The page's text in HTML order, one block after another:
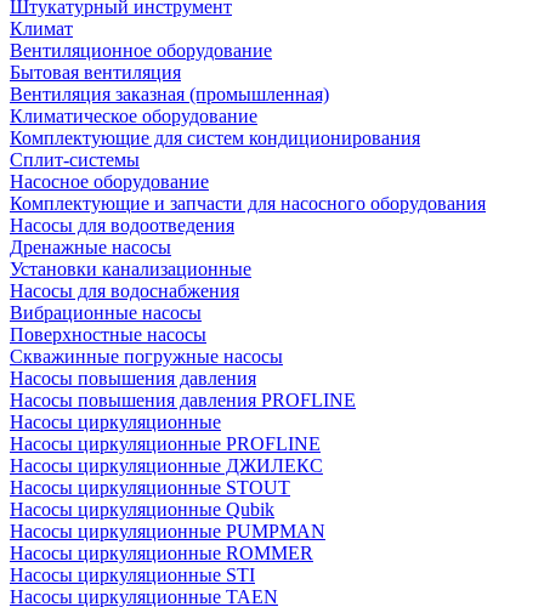
Штукатурный инструмент
Климат
Вентиляционное оборудование
Бытовая вентиляция
Вентиляция заказная (промышленная)
Климатическое оборудование
Комплектующие для систем кондиционирования
Сплит-системы
Насосное оборудование
Комплектующие и запчасти для насосного оборудования
Насосы для водоотведения
Дренажные насосы
Установки канализационные
Насосы для водоснабжения
Вибрационные насосы
Поверхностные насосы
Скважинные погружные насосы
Насосы повышения давления
Насосы повышения давления PROFLINE
Насосы циркуляционные
Насосы циркуляционные PROFLINE
Насосы циркуляционные ДЖИЛЕКС
Насосы циркуляционные STOUT
Насосы циркуляционные Qubik
Насосы циркуляционные PUMPMAN
Насосы циркуляционные ROMMER
Насосы циркуляционные STI
Насосы циркуляционные TAEN